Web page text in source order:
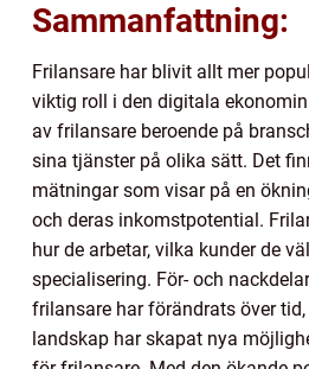
Sammanfattning:
Frilansare har blivit allt mer
viktig roll i den digitala
av frilansare beroende på
sina tjänster på olika sätt. Det
mätningar som visar på en
och deras inkomstpotential.
hur de arbetar, vilka kunder de
specialisering. För- och
frilansare har förändrats över
landskap har skapat nya